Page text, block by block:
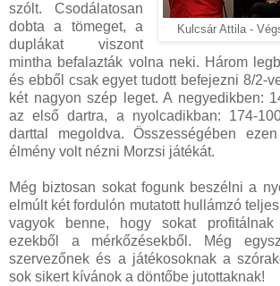
Kulcsár Attila -
szólt. Csodálatosan
dobta a tömeget, a
duplákat viszont
mintha befalazták volna neki. Három
és ebből csak egyet tudott befejezni 8/2-
két nagyon szép leget. A negyedikben:
az első dartra, a nyolcadikban: 174-
darttal megoldva. Összességében
élmény volt nézni Morzsi játékát.
Még biztosan sokat fogunk beszélni a
elmúlt két fordulón mutatott hullámzó
vagyok benne, hogy sokat
ezekből a mérkőzésekből. Még
szervezőnek és a játékosoknak a
sok sikert kívánok a döntőbe jutottaknak!